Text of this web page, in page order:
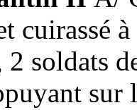
cuirassé
soldats